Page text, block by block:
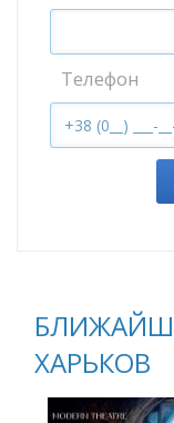
Телефон
ХАРЬКОВ